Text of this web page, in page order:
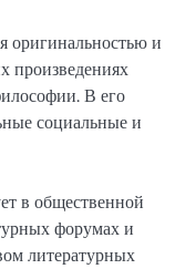
оригинальностью и
произведениях
В его
социальные и
в общественной
форумах и
литературных